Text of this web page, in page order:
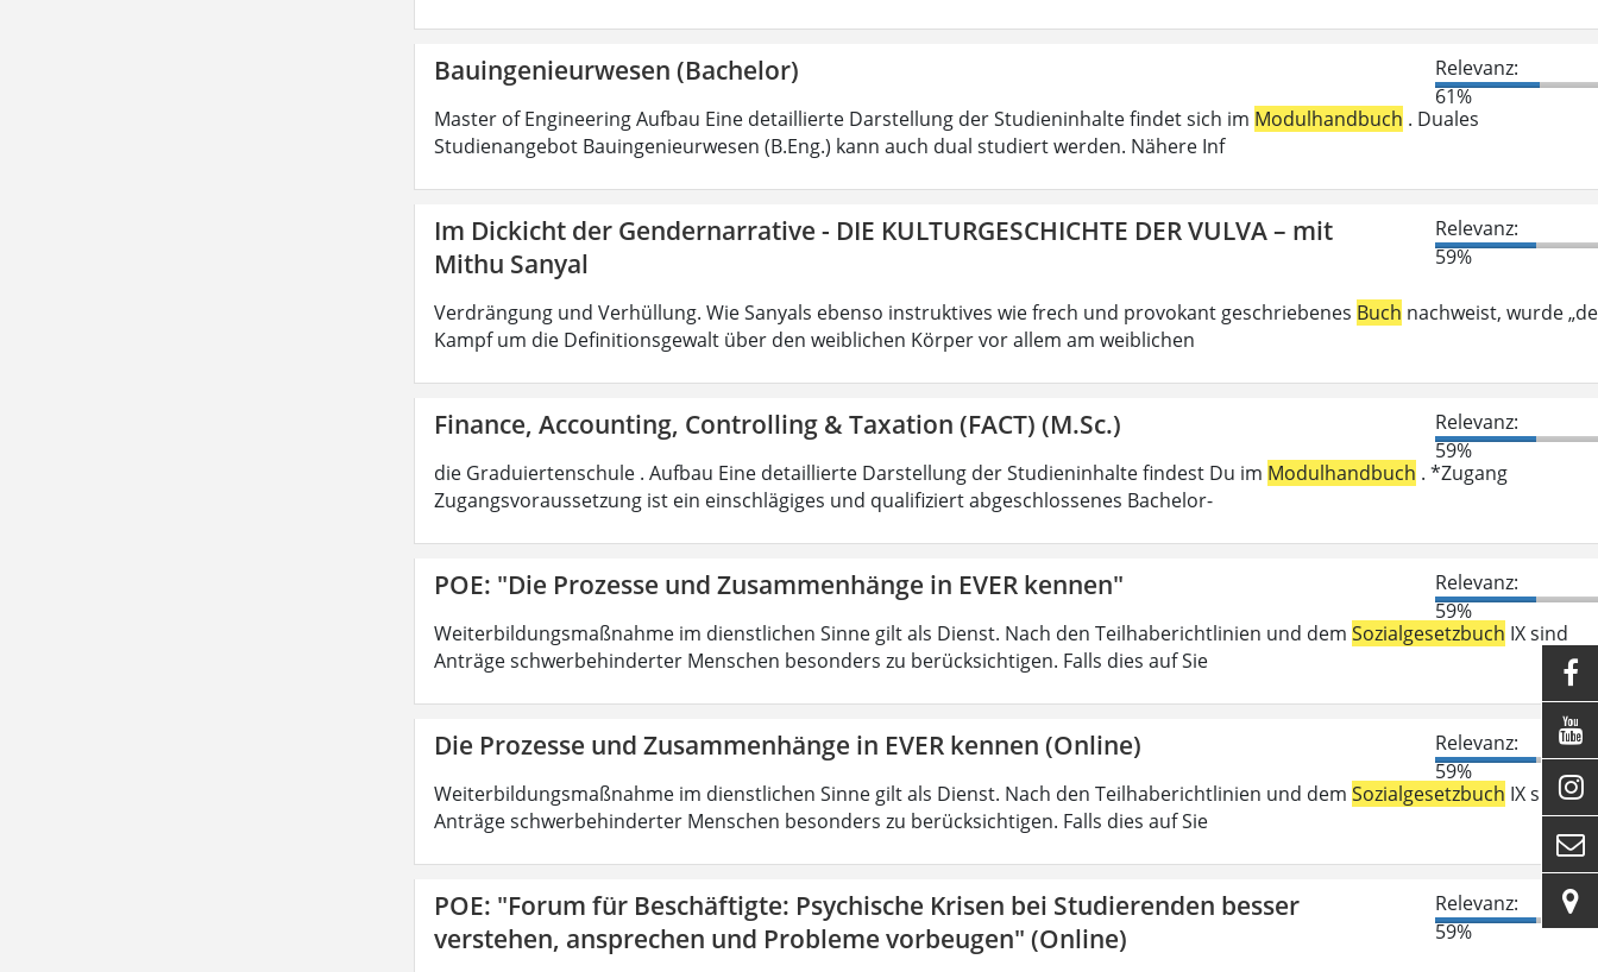
Bauingenieurwesen (Bachelor)
Relevanz:
61%
Master of Engineering Aufbau Eine detaillierte Darstellung der Studieninhalte findet sich im Modulhandbuch . Duales
Studienangebot Bauingenieurwesen (B.Eng.) kann auch dual studiert werden. Nähere Inf
Im Dickicht der Gendernarrative - DIE KULTURGESCHICHTE DER VULVA – mit
Mithu Sanyal
Relevanz:
59%
Verdrängung und Verhüllung. Wie Sanyals ebenso instruktives wie frech und provokant geschriebenes Buch nachweist, wurde
Kampf um die Definitionsgewalt über den weiblichen Körper vor allem am weiblichen
Finance, Accounting, Controlling & Taxation (FACT) (M.Sc.)
Relevanz:
59%
die Graduiertenschule . Aufbau Eine detaillierte Darstellung der Studieninhalte findest Du im Modulhandbuch . *Zugang
Zugangsvoraussetzung ist ein einschlägiges und qualifiziert abgeschlossenes Bachelor-
POE: "Die Prozesse und Zusammenhänge in EVER kennen"
Relevanz:
59%
Weiterbildungsmaßnahme im dienstlichen Sinne gilt als Dienst. Nach den Teilhaberichtlinien und dem Sozialgesetzbuch IX sind
Anträge schwerbehinderter Menschen besonders zu berücksichtigen. Falls dies auf Sie
Die Prozesse und Zusammenhänge in EVER kennen (Online)
Relevanz:
59%
Weiterbildungsmaßnahme im dienstlichen Sinne gilt als Dienst. Nach den Teilhaberichtlinien und dem Sozialgesetzbuch IX sind
Anträge schwerbehinderter Menschen besonders zu berücksichtigen. Falls dies auf Sie
POE: "Forum für Beschäftigte: Psychische Krisen bei Studierenden besser
verstehen, ansprechen und Probleme vorbeugen" (Online)
Relevanz:
59%




